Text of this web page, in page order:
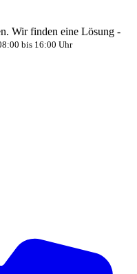
Wir finden eine Lösung -
bis 16:00 Uhr